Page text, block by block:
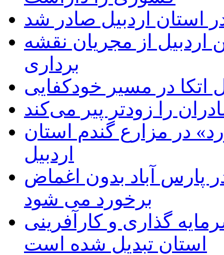
استان اردبیل صادر شد
از مجریان نقشه
برداری
در مسیر خودکفایی
را زودتر پیر می‌کند
در مزارع گندم استان
اردبیل
پارس آباد بدون اغماض
برخورد می شود
گذاری و کارآفرینی
استان تبدیل شده است